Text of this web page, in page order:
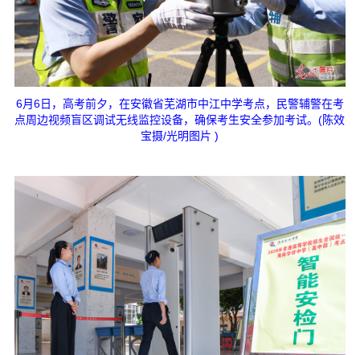
6月6日，高考前夕，在安徽省芜湖市中江中学考点，民警辅警在考
点周边视频盲区调试无线监控设备，确保考生安全参加考试。(陈效
宝摄/光明图片 )